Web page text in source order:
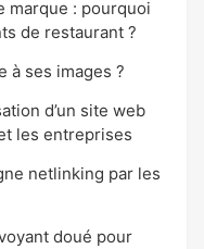
marque : pourquoi
de restaurant ?
à ses images ?
d’un site web
les entreprises
netlinking par les
doué pour